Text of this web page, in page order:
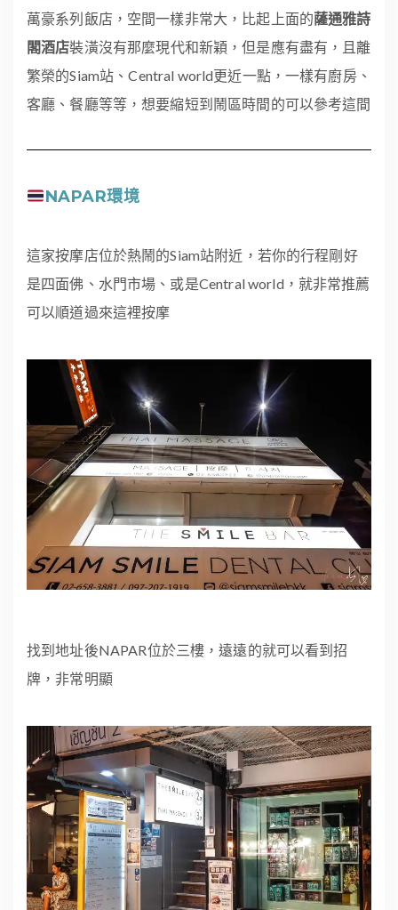
萬豪系列飯店，空間一樣非常大，比起上面的薩通雅詩
閣酒店裝潢沒有那麼現代和新穎，但是應有盡有，且離
繁榮的Siam站、Central world更近一點，一樣有廚房、
客廳、餐廳等等，想要縮短到鬧區時間的可以參考這間
NAPAR環境
這家按摩店位於熱鬧的Siam站附近，若你的行程剛好
是四面佛、水門市場、或是Central world，就非常推薦
可以順道過來這裡按摩
找到地址後NAPAR位於三樓，遠遠的就可以看到招
牌，非常明顯